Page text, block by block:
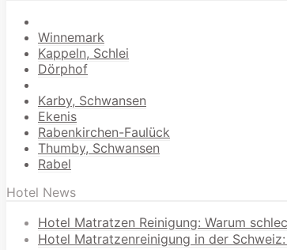
Winnemark
Kappeln, Schlei
Dörphof
Karby, Schwansen
Ekenis
Rabenkirchen-Faulück
Thumby, Schwansen
Rabel
Hotel News
Hotel Matratzen Reinigung: Warum
Hotel Matratzenreinigung in der